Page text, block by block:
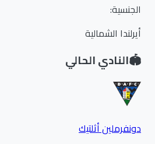
الجنسية:
أيرلندا الشمالية
النادي الحالي
دونفرملين أثلتيك